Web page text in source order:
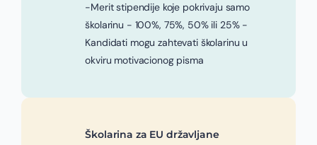
-Merit stipendije koje pokrivaju samo
školarinu - 100%, 75%, 50% ili 25% -
Kandidati mogu zahtevati školarinu u
okviru motivacionog pisma
Školarina za EU državljane